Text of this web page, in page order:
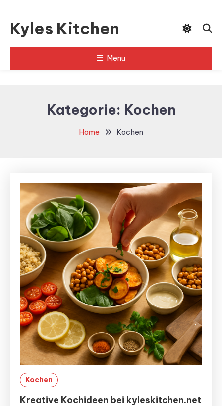
Content
Kyles Kitchen
Menu
Kategorie: Kochen
Home Kochen
Kochen
Kreative Kochideen bei kyleskitchen.net